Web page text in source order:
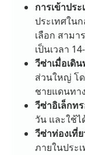
การเข้าปร
ประเทศใน
เลือก สาม
เป็นเวลา
วีซ่าเมื่อเดิ
ส่วนใหญ่ โ
ชายแดนทา
วีซ่าอิเล็กท
วัน และใช้
วีซ่าท่องเที่
ภายในประ